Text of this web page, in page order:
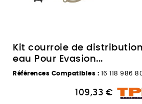
Kit courroie de
eau Pour Evasion...
Références Compatibles : 16 118 986
109,33 €